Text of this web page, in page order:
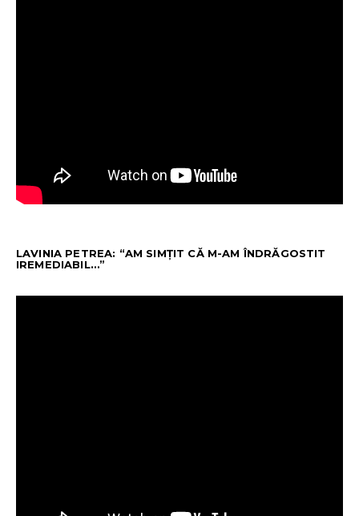
LAVINIA PETREA: “AM SIMȚIT CĂ M-AM ÎNDRĂGOSTIT
IREMEDIABIL…”